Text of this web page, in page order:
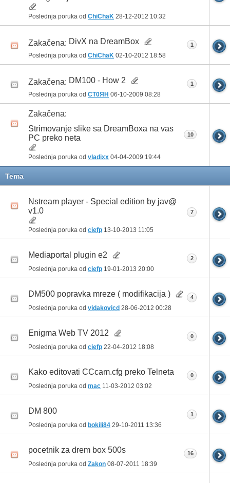
Poslednja poruka od ChiChaK 28-12-2012 10:32
Zakačena: DivX na DreamBox
Poslednja poruka od ChiChaK 02-10-2012 18:58
1
Zakačena: DM100 - How 2
Poslednja poruka od CT0ЯH 06-10-2009 08:28
1
Zakačena:
Strimovanje slike sa DreamBoxa na vas
PC preko neta
Poslednja poruka od vladixx 04-04-2009 19:44
10
Tema
Nstream player - Special edition by jav@
v1.0
Poslednja poruka od ciefp 13-10-2013 11:05
7
Mediaportal plugin e2
Poslednja poruka od ciefp 19-01-2013 20:00
2
DM500 popravka mreze ( modifikacija )
Poslednja poruka od vidakovicd 28-06-2012 00:28
4
Enigma Web TV 2012
Poslednja poruka od ciefp 22-04-2012 18:08
0
Kako editovati CCcam.cfg preko Telneta
Poslednja poruka od mac 11-03-2012 03:02
0
DM 800
Poslednja poruka od bokili84 29-10-2011 13:36
1
pocetnik za drem box 500s
Poslednja poruka od Zakon 08-07-2011 18:39
16